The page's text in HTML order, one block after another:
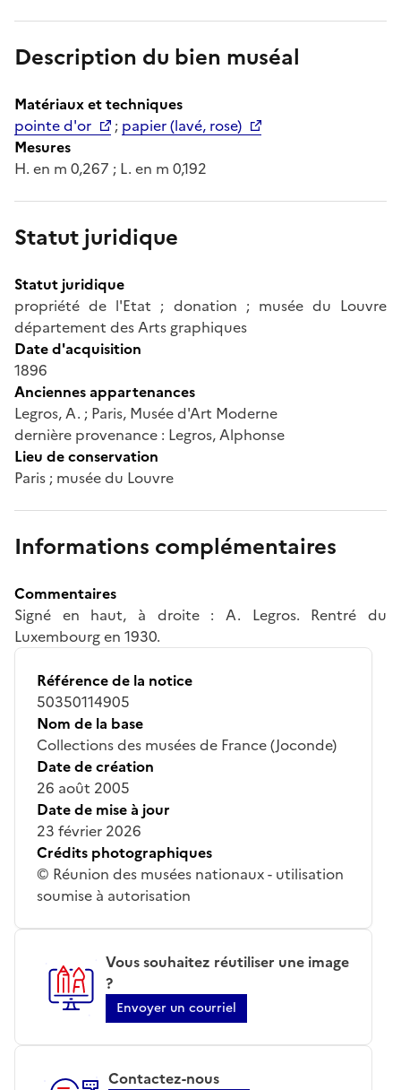
Description du bien muséal
Matériaux et techniques
pointe d'or
; papier (lavé, rose)
Mesures
H. en m 0,267 ; L. en m 0,192
Statut juridique
Statut juridique
propriété de l'Etat ; donation ; musée du Louvre
département des Arts graphiques
Date d'acquisition
1896
Anciennes appartenances
Legros, A. ; Paris, Musée d'Art Moderne
dernière provenance : Legros, Alphonse
Lieu de conservation
Paris ; musée du Louvre
Informations complémentaires
Commentaires
Signé en haut, à droite : A. Legros. Rentré du
Luxembourg en 1930.
Référence de la notice
50350114905
Nom de la base
Collections des musées de France (Joconde)
Date de création
26 août 2005
Date de mise à jour
23 février 2026
Crédits photographiques
© Réunion des musées nationaux - utilisation
soumise à autorisation
Vous souhaitez réutiliser une image
?
Envoyer un courriel
Contactez-nous